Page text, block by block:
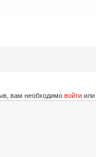
вам необходимо войти или